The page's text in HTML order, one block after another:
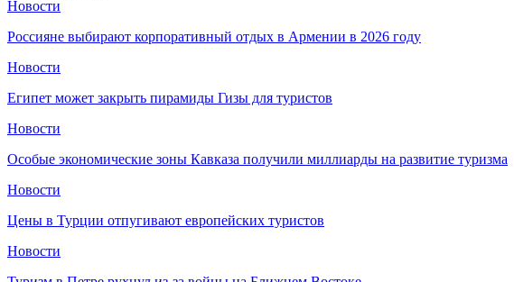
Новости
Россияне выбирают корпоративный отдых в Армении в 2026 году
Новости
Египет может закрыть пирамиды Гизы для туристов
Новости
Особые экономические зоны Кавказа получили миллиарды на развитие туризма
Новости
Цены в Турции отпугивают европейских туристов
Новости